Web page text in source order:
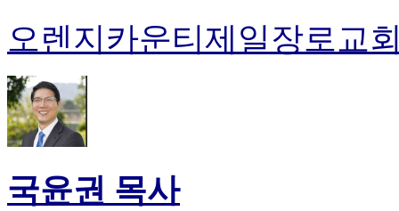
오렌지카운티제일장로교
국윤권 목사